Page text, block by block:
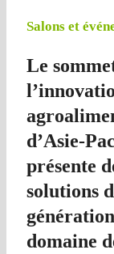
Salons et
Le
d’Asie-
présente
solutions
domaine